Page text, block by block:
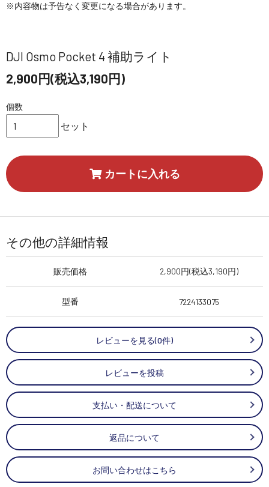
※内容物は予告なく変更になる場合があります。
DJI Osmo Pocket 4 補助ライト
2,900円(税込3,190円)
個数
セット
カートに入れる
その他の詳細情報
販売価格 2,900円(税込3,190円)
型番 7224133075
レビューを見る(0件)
レビューを投稿
支払い・配送について
返品について
お問い合わせはこちら